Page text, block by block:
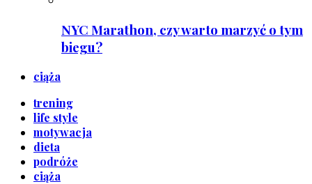
NYC Marathon, czy warto marzyć o tym
biegu?
ciąża
trening
life style
motywacja
dieta
podróże
ciąża